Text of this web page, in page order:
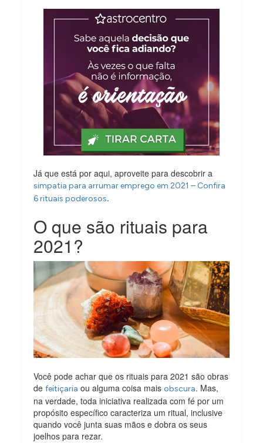
Já que está por aqui, aproveite para descobrir a
simpatia para arrumar emprego em 2021 – Confira
6 rituais poderosos.
O que são rituais para
2021?
Você pode achar que os rituais para 2021 são obras
defeitiçaria ou alguma coisa maisobscura. Mas,
na verdade, toda iniciativa realizada com fé por um
propósito específico caracteriza um ritual, inclusive
quando você junta suas mãos e dobra os seus
joelhos para rezar.